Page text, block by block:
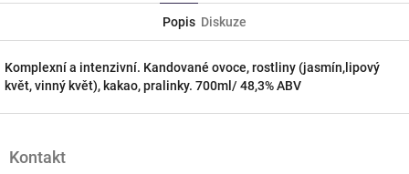
Popis Diskuze
Komplexní a intenzivní. Kandované ovoce, rostliny (jasmín,lipový
květ, vinný květ), kakao, pralinky. 700ml/ 48,3% ABV
Kontakt